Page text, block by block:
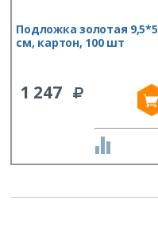
Подложка золотая 9,5*5
см, картон, 100 шт
1 247